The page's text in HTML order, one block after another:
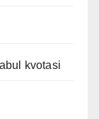
kvotasi